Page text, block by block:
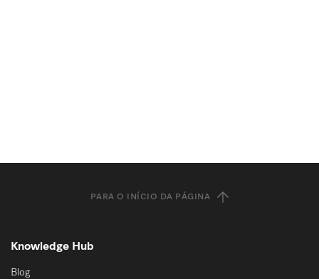
PARA O INÍCIO DA PÁGINA
Knowledge Hub
Blog